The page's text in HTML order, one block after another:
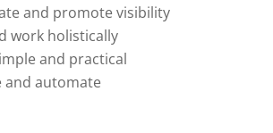
and promote visibility
work holistically
and practical
and automate